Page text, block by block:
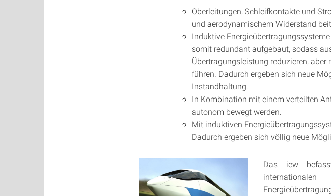
Oberleitungen, Schleifkontakte und
und aerodynamischem Widerstand
Induktive
somit redundant aufgebaut, sodass
Übertragungsleistung reduzieren,
führen. Dadurch ergeben sich neue
Instandhaltung.
In Kombination mit einem verteilten
autonom bewegt werden.
Mit induktiven
Dadurch ergeben sich völlig neue
Das iew